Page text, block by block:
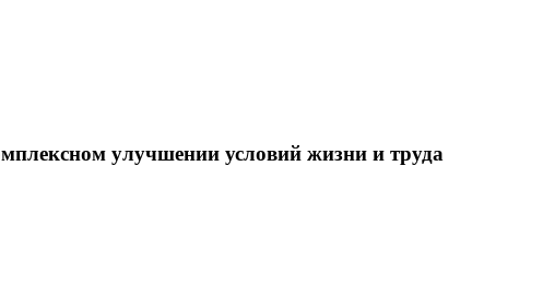
улучшении условий жизни и труда